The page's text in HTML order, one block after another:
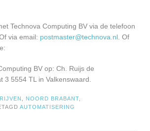
Technova Computing BV via de telefoon
via email: postmaster@technova.nl . Of
BV op: Ch. Ruijs de
3 5554 TL in Valkenswaard.
NOORD BRABANT
AUTOMATISERING